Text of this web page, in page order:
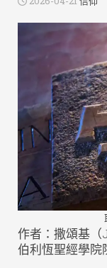
作者：撒頌基（
伯利恆聖經學院